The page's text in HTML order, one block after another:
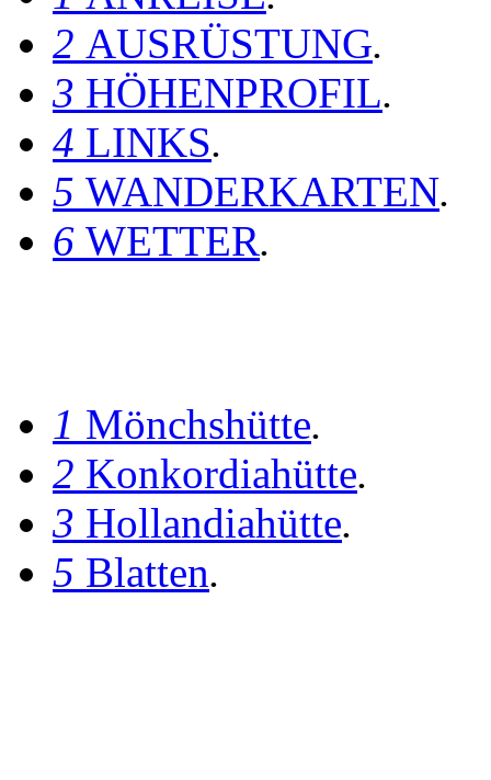
2 AUSRÜSTUNG.
3 HÖHENPROFIL.
4 LINKS.
5 WANDERKARTEN.
6 WETTER.
1 Mönchshütte.
2 Konkordiahütte.
3 Hollandiahütte.
5 Blatten.